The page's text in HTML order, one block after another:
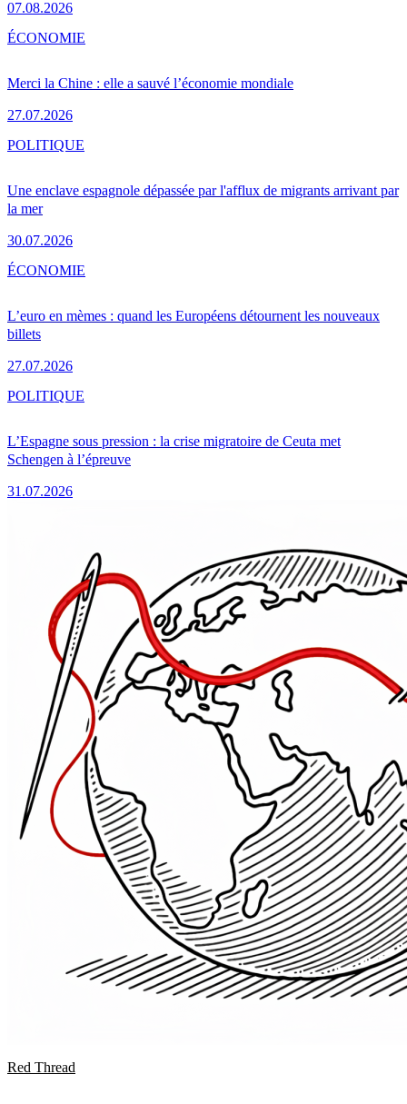
07.08.2026
Merci la Chine : elle a sauvé l’économie mondiale
27.07.2026
ÉCONOMIE
Une enclave espagnole dépassée par l'afflux de migrants arrivant par
la mer
30.07.2026
POLITIQUE
L’euro en mèmes : quand les Européens détournent les nouveaux
billets
27.07.2026
ÉCONOMIE
L’Espagne sous pression : la crise migratoire de Ceuta met
Schengen à l’épreuve
31.07.2026
POLITIQUE
Red Thread